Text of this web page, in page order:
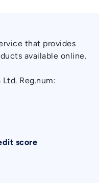
that provides
available online.
Reg.num:
score